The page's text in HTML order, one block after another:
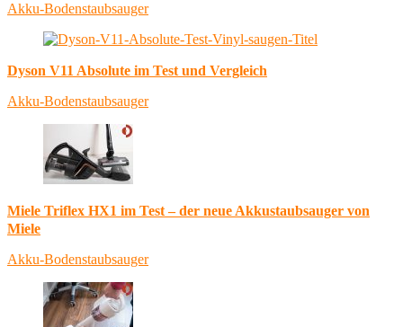
Akku-Bodenstaubsauger
Dyson V11 Absolute im Test und Vergleich
Akku-Bodenstaubsauger
Miele Triflex HX1 im Test – der neue Akkustaubsauger von
Miele
Akku-Bodenstaubsauger